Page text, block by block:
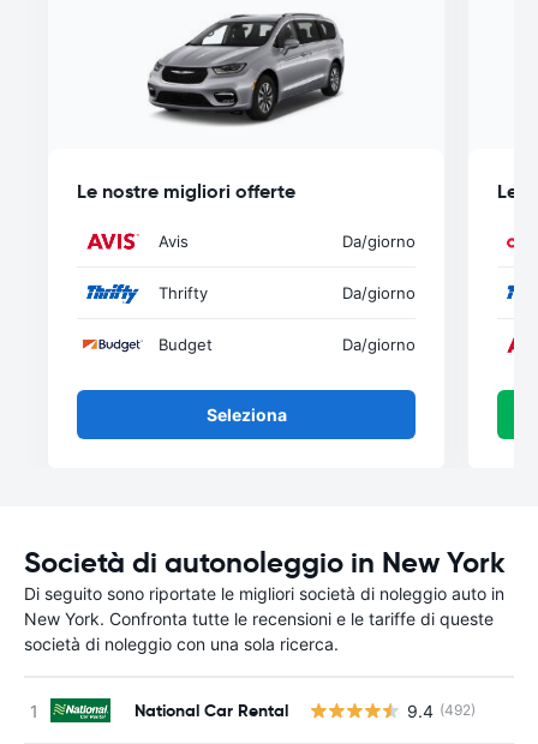
Le nostre migliori offerte
Avis Da/giorno
Thrifty Da/giorno
Budget Da/giorno
Seleziona
Le
Società di autonoleggio in New York
Di seguito sono riportate le migliori società di noleggio auto in
New York. Confronta tutte le recensioni e le tariffe di queste
società di noleggio con una sola ricerca.
National Car Rental 9.4 (492)